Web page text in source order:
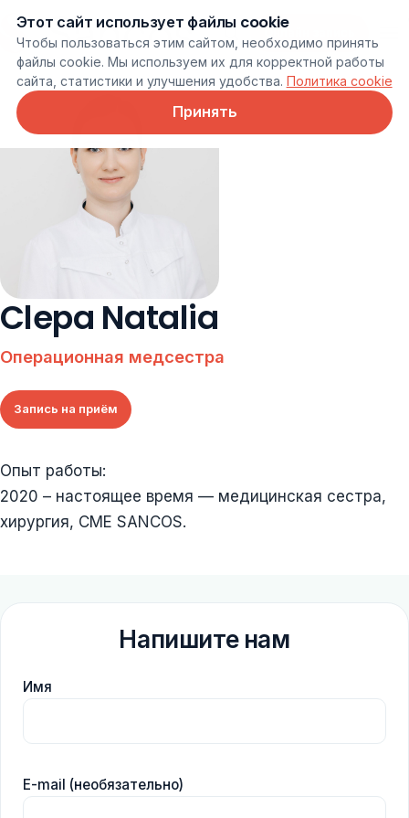
Онлайн запись
Clepa Natalia
Операционная медсестра
Запись на приём
Опыт работы:
2020 – настоящее время — медицинская сестра,
хирургия, CME SANCOS.
Напишите нам
Имя
E-mail (необязательно)
Этот сайт использует файлы cookie
Чтобы пользоваться этим сайтом, необходимо принять
файлы cookie. Мы используем их для корректной работы
сайта, статистики и улучшения удобства. Политика cookie
Принять